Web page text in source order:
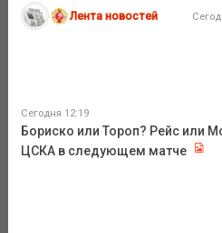
Лента новостей
Сегодня 12:19
Бориско или Тороп? Рейс или
ЦСКА в следующем матче